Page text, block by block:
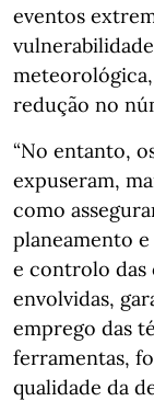
eventos
redução no
“No entanto,
expuseram,
como
planeamento
e controlo das
envolvidas,
emprego das
ferramentas,
qualidade da